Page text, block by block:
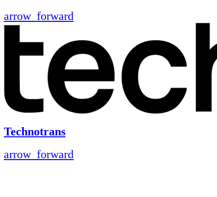
arrow_forward
Technotrans
arrow_forward